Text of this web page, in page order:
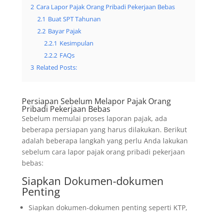
2 Cara Lapor Pajak Orang Pribadi Pekerjaan Bebas
2.1 Buat SPT Tahunan
2.2 Bayar Pajak
2.2.1 Kesimpulan
2.2.2 FAQs
3 Related Posts:
Persiapan Sebelum Melapor Pajak Orang
Pribadi Pekerjaan Bebas
Sebelum memulai proses laporan pajak, ada
beberapa persiapan yang harus dilakukan. Berikut
adalah beberapa langkah yang perlu Anda lakukan
sebelum cara lapor pajak orang pribadi pekerjaan
bebas:
Siapkan Dokumen-dokumen
Penting
Siapkan dokumen-dokumen penting seperti KTP,